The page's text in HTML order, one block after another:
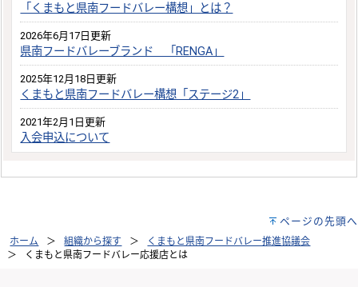
「くまもと県南フードバレー構想」とは？
2026年6月17日更新
県南フードバレーブランド 「RENGA」
2025年12月18日更新
くまもと県南フードバレー構想「ステージ2」
2021年2月1日更新
入会申込について
ページの先頭へ
ホーム 組織から探す
くまもと県南フードバレー推進協議会
くまもと県南フードバレー応援店とは